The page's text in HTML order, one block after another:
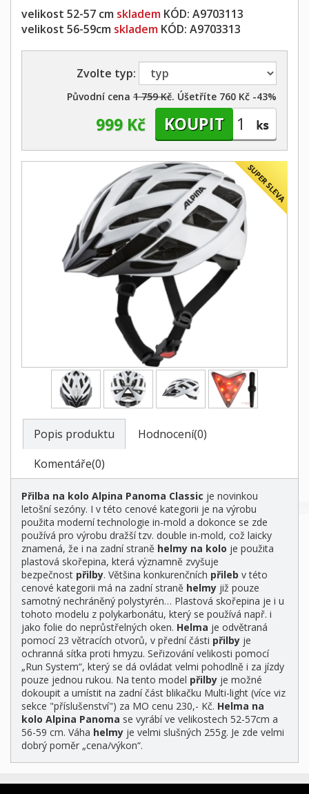
velikost 52-57 cm skladem KÓD: A9703113
velikost 56-59cm skladem KÓD: A9703313
Zvolte typ:
Původní cena 1 759 Kč. Úšetříte 760 Kč -43%
999 Kč
Popis produktu
Hodnocení(0)
Komentáře(0)
Přilba na kolo Alpina Panoma Classic je novinkou
letošní sezóny. I v této cenové kategorii je na výrobu
použita moderní technologie in-mold a dokonce se zde
používá pro výrobu dražší tzv. double in-mold, což laicky
znamená, že i na zadní straně helmy na kolo je použita
plastová skořepina, která významně zvyšuje
bezpečnost přilby. Většina konkurenčních přileb v této
cenové kategorii má na zadní straně helmy již pouze
samotný nechráněný polystyrén… Plastová skořepina je i u
tohoto modelu z polykarbonátu, který se používá např. i
jako folie do neprůstřelných oken. Helma je odvětraná
pomocí 23 větracích otvorů, v přední části přilby je
ochranná síťka proti hmyzu. Seřizování velikosti pomocí
„Run System“, který se dá ovládat velmi pohodlně i za jízdy
pouze jednou rukou. Na tento model přilby je možné
dokoupit a umístit na zadní část blikačku Multi-light (více viz
sekce "příslušenství") za MO cenu 230,- Kč. Helma na
kolo Alpina Panoma se vyrábí ve velikostech 52-57cm a
56-59 cm. Váha helmy je velmi slušných 255g. Je zde velmi
dobrý poměr „cena/výkon“.